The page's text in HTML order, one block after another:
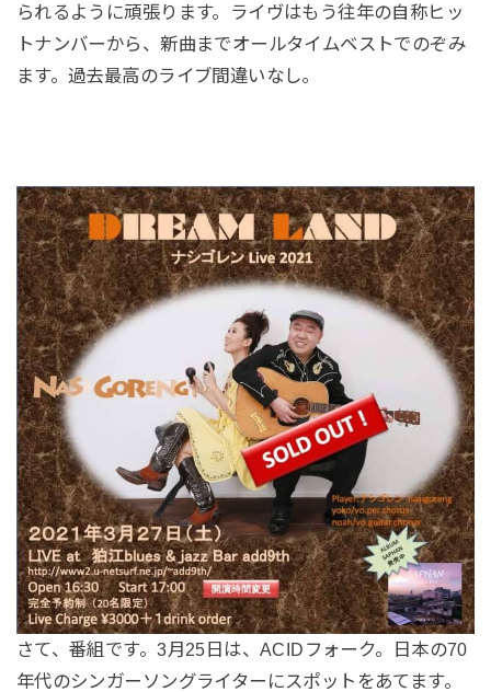
られるように頑張ります。ライヴはもう往年の自称ヒッ
トナンバーから、新曲までオールタイムベストでのぞみ
ます。過去最高のライブ間違いなし。
さて、番組です。3月25日は、ACIDフォーク。日本の70
年代のシンガーソングライターにスポットをあてます。